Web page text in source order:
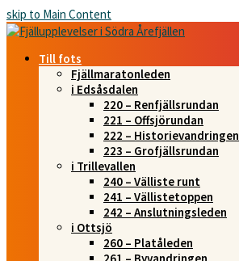
skip to Main Content
Till fots
Fjällmaratonleden
i Edsåsdalen
220 – Renfjällsrundan
221 – Offsjörundan
222 – Historievandringen
223 – Grofjällsrundan
i Trillevallen
240 – Välliste runt
241 – Vällistetoppen
242 – Anslutningsleden
i Ottsjö
260 – Platåleden